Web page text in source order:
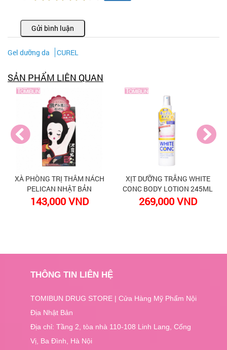
Gửi bình luận
Gel dưỡng da CUREL
SẢN PHẨM LIÊN QUAN
XÀ PHÒNG TRỊ THÂM NÁCH
PELICAN NHẬT BẢN
143,000 VND
XỊT DƯỠNG TRẮNG WHITE
CONC BODY LOTION 245ML
269,000 VND
THÔNG TIN LIÊN HỆ
TOMIBUN DRUG STORE | Cửa Hàng Mỹ Phẩm Nội
Địa Nhật Bản
Địa chỉ: Tầng 2, tòa nhà 110-108 Linh Lang, Cống
Vị, Ba Đình, Hà Nội